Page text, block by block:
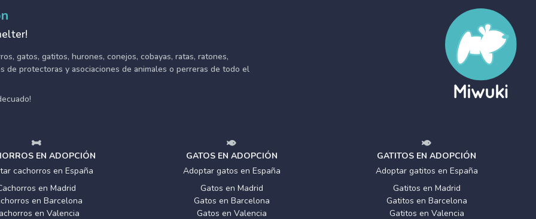
gatos, gatitos, hurones, conejos, cobayas, ratas, ratones,
de protectoras y asociaciones de animales o perreras de todo el
EN ADOPCIÓN
cachorros en España
en Madrid
en Barcelona
en Valencia
GATOS EN ADOPCIÓN
Adoptar gatos en España
Gatos en Madrid
Gatos en Barcelona
Gatos en Valencia
GATITOS EN ADOPCIÓN
Adoptar gatitos en España
Gatitos en Madrid
Gatitos en Barcelona
Gatitos en Valencia